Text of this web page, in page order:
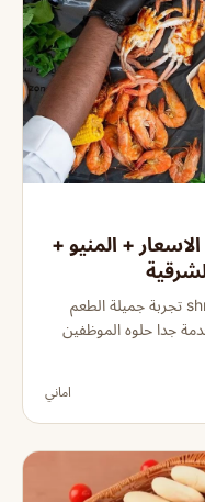
+ المنيو +
مطعم منطقة الجمبري الخبر shrimp.zone تجربة جميلة الطعم
جدا حلوه الموظفين
اماني